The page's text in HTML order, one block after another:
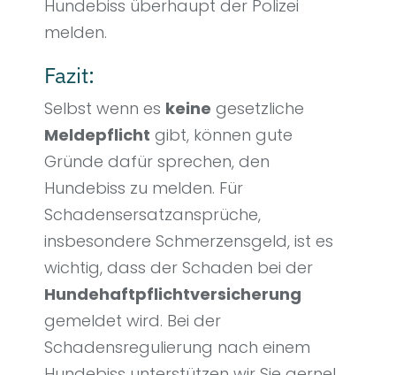
Hundebiss überhaupt der Polizei
melden.
Fazit:
Selbst wenn es keine gesetzliche
Meldepflicht gibt, können gute
Gründe dafür sprechen, den
Hundebiss zu melden. Für
Schadensersatzansprüche,
insbesondere Schmerzensgeld, ist es
wichtig, dass der Schaden bei der
Hundehaftpflichtversicherung
gemeldet wird. Bei der
Schadensregulierung nach einem